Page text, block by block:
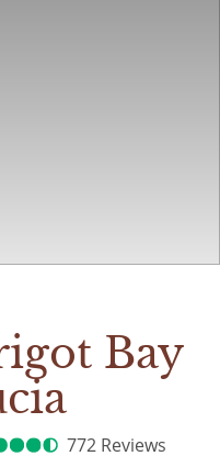
Bay
772 Reviews
TripAdvisor Rating772